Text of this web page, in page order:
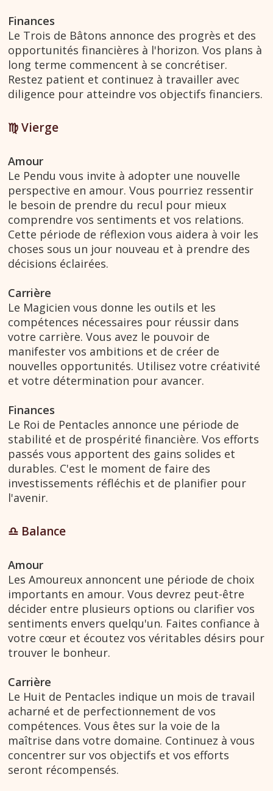
Finances
Le Trois de Bâtons annonce des progrès et des
opportunités financières à l'horizon. Vos plans à
long terme commencent à se concrétiser.
Restez patient et continuez à travailler avec
diligence pour atteindre vos objectifs financiers.
♍︎ Vierge
Amour
Le Pendu vous invite à adopter une nouvelle
perspective en amour. Vous pourriez ressentir
le besoin de prendre du recul pour mieux
comprendre vos sentiments et vos relations.
Cette période de réflexion vous aidera à voir les
choses sous un jour nouveau et à prendre des
décisions éclairées.
Carrière
Le Magicien vous donne les outils et les
compétences nécessaires pour réussir dans
votre carrière. Vous avez le pouvoir de
manifester vos ambitions et de créer de
nouvelles opportunités. Utilisez votre créativité
et votre détermination pour avancer.
Finances
Le Roi de Pentacles annonce une période de
stabilité et de prospérité financière. Vos efforts
passés vous apportent des gains solides et
durables. C'est le moment de faire des
investissements réfléchis et de planifier pour
l'avenir.
♎︎ Balance
Amour
Les Amoureux annoncent une période de choix
importants en amour. Vous devrez peut-être
décider entre plusieurs options ou clarifier vos
sentiments envers quelqu'un. Faites confiance à
votre cœur et écoutez vos véritables désirs pour
trouver le bonheur.
Carrière
Le Huit de Pentacles indique un mois de travail
acharné et de perfectionnement de vos
compétences. Vous êtes sur la voie de la
maîtrise dans votre domaine. Continuez à vous
concentrer sur vos objectifs et vos efforts
seront récompensés.